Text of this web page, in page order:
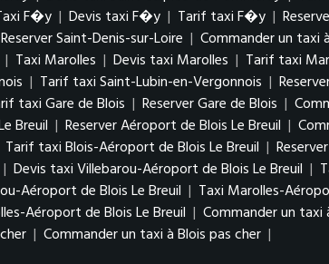
F�y | Devis taxi F�y | Tarif taxi F�y |
Reserver Saint-Denis-sur-Loire | Commander un taxi
| Taxi Marolles | Devis taxi Marolles | Tarif taxi
| Tarif taxi Saint-Lubin-en-Vergonnois |
taxi Gare de Blois | Reserver Gare de Blois |
Breuil | Reserver Aéroport de Blois Le Breuil |
Tarif taxi Blois-Aéroport de Blois Le Breuil |
| Devis taxi Villebarou-Aéroport de Blois Le Breuil |
Aéroport de Blois Le Breuil | Taxi Marolles-
Aéroport de Blois Le Breuil | Commander un taxi
| Commander un taxi à Blois pas cher |